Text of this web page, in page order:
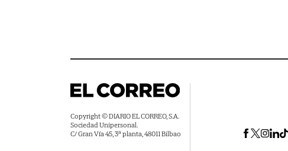
Copyright © DIARIO EL CORREO, S.A.
Sociedad Unipersonal.
C/ Gran Vía 45, 3ª planta, 48011 Bilbao